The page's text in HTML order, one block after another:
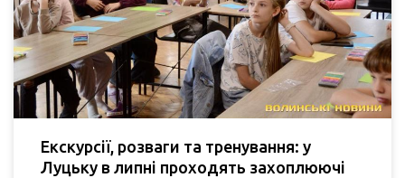
Екскурсії, розваги та тренування: у
Луцьку в липні проходять захоплюючі